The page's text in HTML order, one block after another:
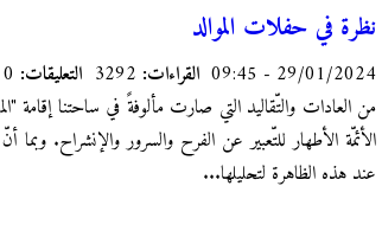
نظرة في حفلات الموالد
29/01/2024 - 09:45 القراءات: التعليقات:
من العادات والتّقاليد التي صارت مألوفةً في ساحتنا
الأئمّة الأطهار للتّعبير عن الفرح والسرور والإنشراح.
عند هذه الظاهرة لتحليلها...